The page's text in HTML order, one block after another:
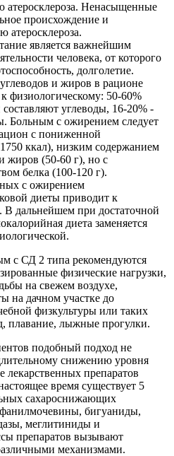
атеросклероза. Ненасыщенные
происхождение и
атеросклероза.
является важнейшим
человека, от которого
долголетие.
и жиров в рационе
физиологическому: 50-60%
углеводы, 16-20% -
Больным с ожирением следует
с пониженной
ккал), низким содержанием
жиров (50-60 г), но с
белка (100-120 г).
с ожирением
диеты приводит к
дальнейшем при достаточной
диета заменяется
с СД 2 типа рекомендуются
физические нагрузки,
на свежем воздухе,
на дачном участке до
физкультуры или таких
плавание, лыжные прогулки.
подобный подход не
снижению уровня
лекарственных препаратов
время существует 5
сахароснижающих
бигуаниды,
меглитиниды и
препаратов вызывают
механизмами.